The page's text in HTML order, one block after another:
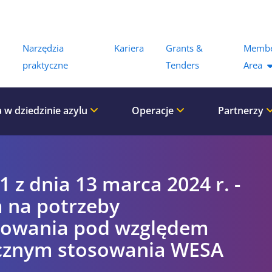
Narzędzia
praktyczne
Kariera
Grants &
Tenders
Area
w dziedzinie azylu Operacje Partnerzy
z dnia 13 marca 2024 r. -
na potrzeby
pod względem
stosowania WESA